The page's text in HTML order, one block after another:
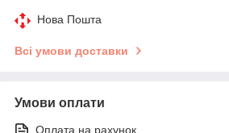
Нова Пошта
Всі умови доставки
Умови оплати
Оплата на рахунок